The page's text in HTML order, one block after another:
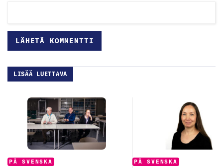
LISÄÄ LUETTAVA
Categories:
PÅ SVENSKA Categories:
PÅ SVENSKA